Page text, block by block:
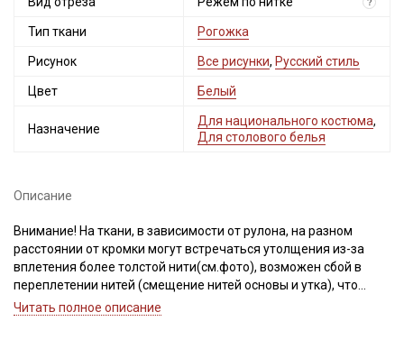
Тип ткани Рогожка
Рисунок Все рисунки, Русский стиль
Цвет Белый
Назначение
Для национального костюма,
Для столового белья
Описание
Внимание! На ткани, в зависимости от рулона, на разном
расстоянии от кромки могут встречаться утолщения из-за
вплетения более толстой нити(см.фото), возможен сбой в
переплетении нитей (смещение нитей основы и утка), что
ведет местами к разряженности или утолщению нитей,
Читать полное описание